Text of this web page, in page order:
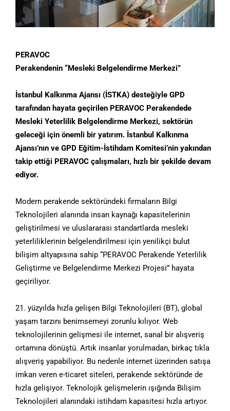
PERAVOC
Perakendenin “Mesleki Belgelendirme Merkezi”
İstanbul Kalkınma Ajansı (İSTKA) desteğiyle GPD
tarafından hayata geçirilen PERAVOC Perakendede
Mesleki Yeterlilik Belgelendirme Merkezi, sektörün
geleceği için önemli bir yatırım. İstanbul Kalkınma
Ajansı’nın ve GPD Eğitim-İstihdam Komitesi’nin yakından
takip ettiği PERAVOC çalışmaları, hızlı bir şekilde devam
ediyor.
Modern perakende sektöründeki firmaların Bilgi
Teknolojileri alanında insan kaynağı kapasitelerinin
geliştirilmesi ve uluslararası standartlarda mesleki
yeterliliklerinin belgelendirilmesi için yenilikçi bulut
bilişim altyapısına sahip “PERAVOC Perakende Yeterlilik
Geliştirme ve Belgelendirme Merkezi Projesi” hayata
geçiriliyor.
21. yüzyılda hızla gelişen Bilgi Teknolojileri (BT), global
yaşam tarzını benimsemeyi zorunlu kılıyor. Web
teknolojilerinin gelişmesi ile internet, sanal bir alışveriş
ortamına dönüştü. Artık insanlar yorulmadan, birkaç tıkla
alışveriş yapabiliyor. Bu nedenle internet üzerinden satışa
imkan veren e-ticaret siteleri, perakende sektöründe de
hızla gelişiyor. Teknolojik gelişmelerin ışığında Bilişim
Teknolojileri alanındaki istihdam kapasitesi hızla artıyor.